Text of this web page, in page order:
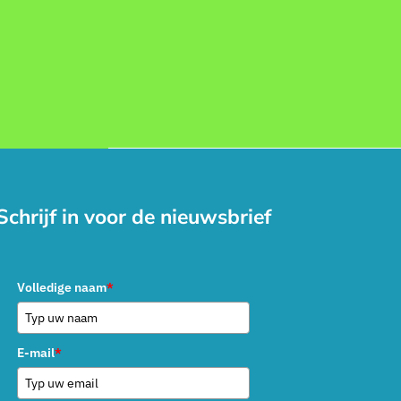
in voor de nieuwsbrief
Volledige naam*
E-mail*